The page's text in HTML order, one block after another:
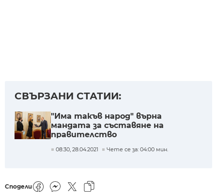
СВЪРЗАНИ СТАТИИ:
"Има такъв народ" върна
мандата за съставяне на
правителство
08:30, 28.04.2021 Чете се за: 04:00 мин.
Сподели